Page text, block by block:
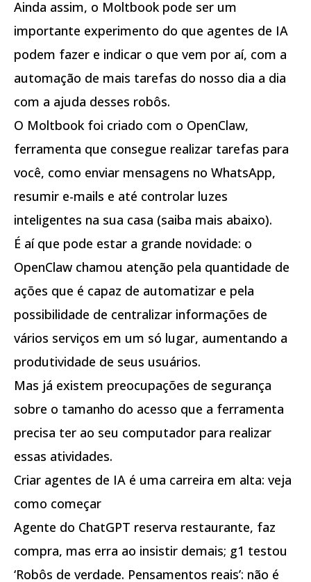
Ainda assim, o Moltbook pode ser um
importante experimento do que agentes de IA
podem fazer e indicar o que vem por aí, com a
automação de mais tarefas do nosso dia a dia
com a ajuda desses robôs.
O Moltbook foi criado com o OpenClaw,
ferramenta que consegue realizar tarefas para
você, como enviar mensagens no WhatsApp,
resumir e-mails e até controlar luzes
inteligentes na sua casa (saiba mais abaixo).
É aí que pode estar a grande novidade: o
OpenClaw chamou atenção pela quantidade de
ações que é capaz de automatizar e pela
possibilidade de centralizar informações de
vários serviços em um só lugar, aumentando a
produtividade de seus usuários.
Mas já existem preocupações de segurança
sobre o tamanho do acesso que a ferramenta
precisa ter ao seu computador para realizar
essas atividades.
Criar agentes de IA é uma carreira em alta: veja
como começar
Agente do ChatGPT reserva restaurante, faz
compra, mas erra ao insistir demais; g1 testou
‘Robôs de verdade. Pensamentos reais’: não é